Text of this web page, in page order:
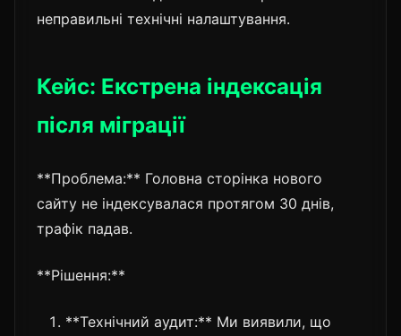
неправильні технічні налаштування.
Кейс: Екстрена індексація
після міграції
**Проблема:** Головна сторінка нового
сайту не індексувалася протягом 30 днів,
трафік падав.
**Рішення:**
**Технічний аудит:** Ми виявили, що